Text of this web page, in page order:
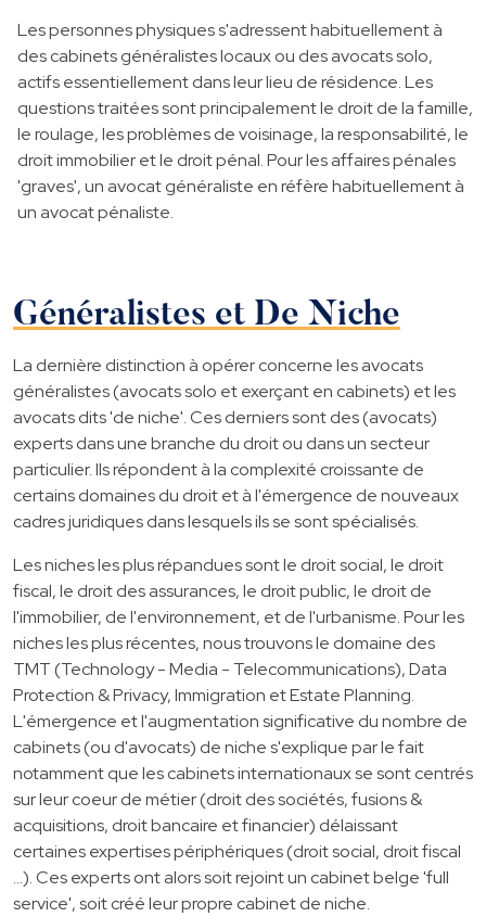
Les personnes physiques s'adressent habituellement à
des cabinets généralistes locaux ou des avocats solo,
actifs essentiellement dans leur lieu de résidence. Les
questions traitées sont principalement le droit de la famille,
le roulage, les problèmes de voisinage, la responsabilité, le
droit immobilier et le droit pénal. Pour les affaires pénales
'graves', un avocat généraliste en réfère habituellement à
un avocat pénaliste.
Généralistes et De Niche
La dernière distinction à opérer concerne les avocats
généralistes (avocats solo et exerçant en cabinets) et les
avocats dits 'de niche'. Ces derniers sont des (avocats)
experts dans une branche du droit ou dans un secteur
particulier. Ils répondent à la complexité croissante de
certains domaines du droit et à l'émergence de nouveaux
cadres juridiques dans lesquels ils se sont spécialisés.
Les niches les plus répandues sont le droit social, le droit
fiscal, le droit des assurances, le droit public, le droit de
l'immobilier, de l'environnement, et de l'urbanisme. Pour les
niches les plus récentes, nous trouvons le domaine des
TMT (Technology - Media - Telecommunications), Data
Protection & Privacy, Immigration et Estate Planning.
L'émergence et l'augmentation significative du nombre de
cabinets (ou d'avocats) de niche s'explique par le fait
notamment que les cabinets internationaux se sont centrés
sur leur coeur de métier (droit des sociétés, fusions &
acquisitions, droit bancaire et financier) délaissant
certaines expertises périphériques (droit social, droit fiscal
…). Ces experts ont alors soit rejoint un cabinet belge 'full
service', soit créé leur propre cabinet de niche.